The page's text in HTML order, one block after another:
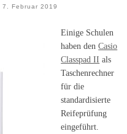
7. Februar 2019
Einige Schulen
haben denCasio
Classpad II als
Taschenrechner
für die
standardisierte
Reifeprüfung
eingeführt.